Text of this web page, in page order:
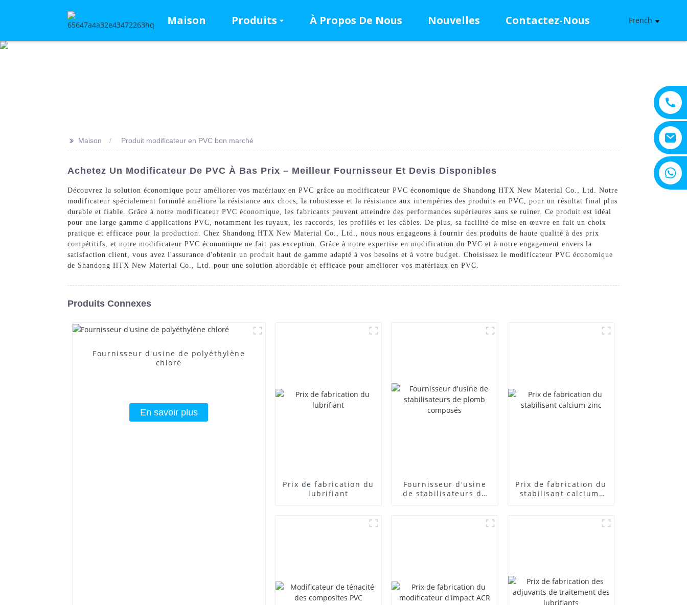
Maison Produits À Propos De Nous Nouvelles Contactez-Nous French
>> Maison Produit modificateur en PVC bon marché
Achetez Un Modificateur De PVC À Bas Prix – Meilleur Fournisseur Et Devis Disponibles
Découvrez la solution économique pour améliorer vos matériaux en PVC grâce au modificateur PVC économique de Shandong HTX New Material Co., Ltd. Notre
modificateur spécialement formulé améliore la résistance aux chocs, la robustesse et la résistance aux intempéries des produits en PVC, pour un résultat final plus
durable et fiable. Grâce à notre modificateur PVC économique, les fabricants peuvent atteindre des performances supérieures sans se ruiner. Ce produit est idéal
pour une large gamme d'applications PVC, notamment les tuyaux, les raccords, les profilés et les câbles. De plus, sa facilité de mise en œuvre en fait un choix
pratique et efficace pour la production. Chez Shandong HTX New Material Co., Ltd., nous nous engageons à fournir des produits de haute qualité à des prix
compétitifs, et notre modificateur PVC économique ne fait pas exception. Grâce à notre expertise en modification du PVC et à notre engagement envers la
satisfaction client, vous avez l'assurance d'obtenir un produit haut de gamme adapté à vos besoins et à votre budget. Choisissez le modificateur PVC économique
de Shandong HTX New Material Co., Ltd. pour une solution abordable et efficace pour améliorer vos matériaux en PVC.
Produits Connexes
Fournisseur d'usine de polyéthylène
chloré
En savoir plus
Prix ​​de fabrication du
lubrifiant
Fournisseur d'usine
de stabilisateurs de
Prix ​​de fabrication du
stabilisant calcium-